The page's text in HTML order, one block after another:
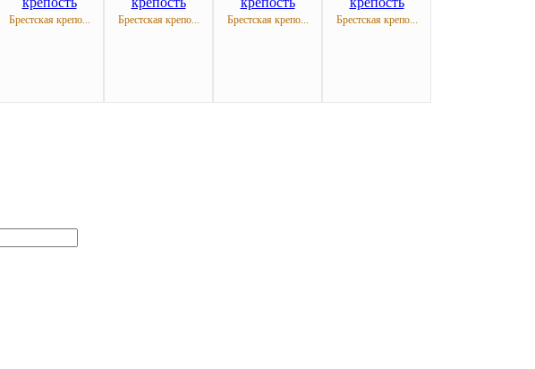
Брестская крепо...
Брестская крепо... Брестская крепо... Брестская крепо...